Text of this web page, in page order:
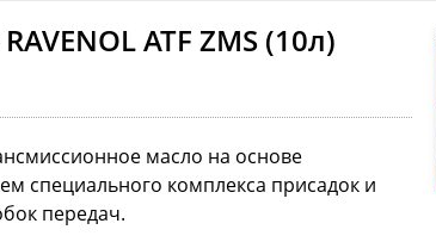
ATF ZMS (10л)
масло на основе
специального комплекса присадок и
передач.